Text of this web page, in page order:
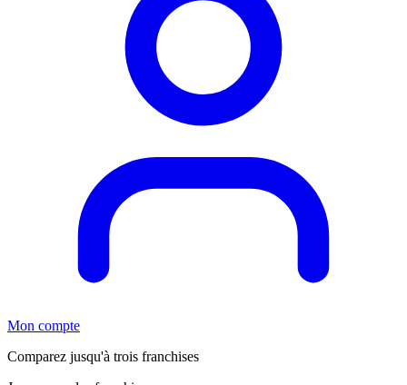
Mon compte
Comparez jusqu'à trois franchises